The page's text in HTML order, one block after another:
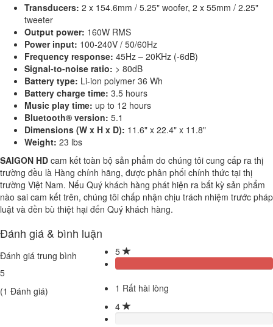
Transducers: 2 x 154.6mm / 5.25" woofer, 2 x 55mm / 2.25"
tweeter
Output power: 160W RMS
Power input: 100-240V / 50/60Hz
Frequency response: 45Hz – 20KHz (-6dB)
Signal-to-noise ratio: > 80dB
Battery type: Li-ion polymer 36 Wh
Battery charge time: 3.5 hours
Music play time: up to 12 hours
Bluetooth® version: 5.1
Dimensions (W x H x D): 11.6" x 22.4" x 11.8"
Weight: 23 lbs
SAIGON HD cam kết toàn bộ sản phẩm do chúng tôi cung cấp ra thị
trường đều là Hàng chính hãng, được phân phối chính thức tại thị
trường Việt Nam. Nếu Quý khách hàng phát hiện ra bất kỳ sản phẩm
nào sai cam kết trên, chúng tôi chấp nhận chịu trách nhiệm trước pháp
luật và đền bù thiệt hại đến Quý khách hàng.
Đánh giá & bình luận
Đánh giá trung bình
5
(1 Đánh giá)
5
1 Rất hài lòng
4